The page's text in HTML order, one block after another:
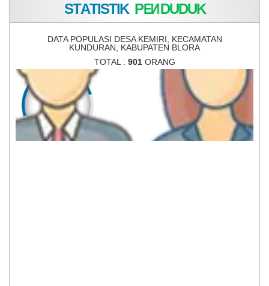
STA ISTIK PENDUDUK
DATA POPULASI DESA KEMIRI, KECAMATAN
KUNDURAN, KABUPATEN BLORA
TOTAL : 901ORANG